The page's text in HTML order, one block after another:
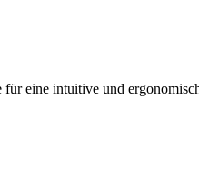
eine intuitive und